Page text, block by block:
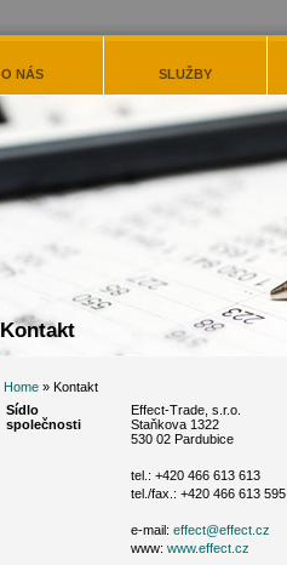
O NÁS SLUŽBY
Kontakt
Home» Kontakt
Sídlo
společnosti
Effect-Trade, s.r.o.
Staňkova 1322
530 02 Pardubice
tel.: +420 466 613 613
tel./fax.: +420 466 613 595
e-mail: effect@effect.cz
www: www.effect.cz